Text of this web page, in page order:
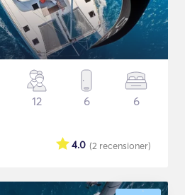
12 6 6
(2 recensioner)
4.0